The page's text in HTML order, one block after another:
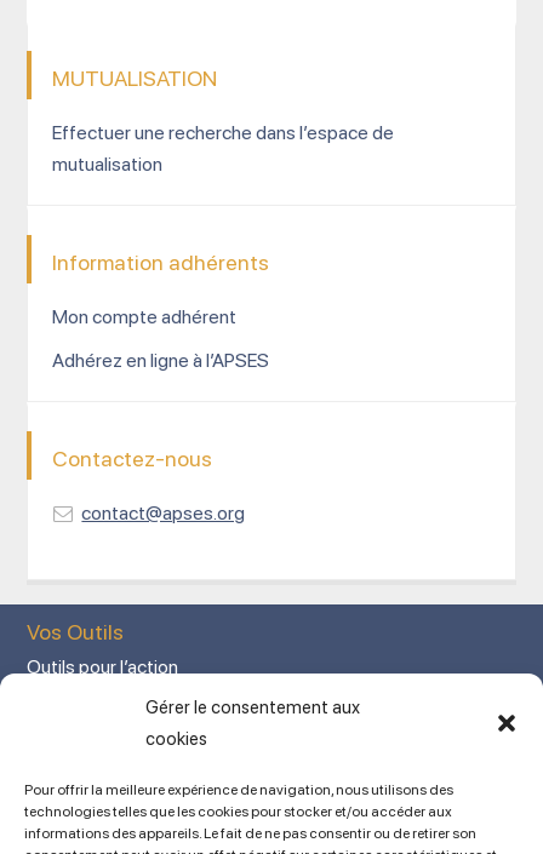
Gérer le consentement aux
cookies
Pour offrir la meilleure expérience de navigation, nous utilisons des
technologies telles que les cookies pour stocker et/ou accéder aux
informations des appareils. Le fait de ne pas consentir ou de retirer son
MUTUALISATION
Effectuer une recherche dans l’espace de
mutualisation
Information adhérents
Mon compte adhérent
Adhérez en ligne à l’APSES
Contactez-nous
contact@apses.org
Vos Outils
Outils pour l’action
Votre espace adhérent
Mon Compte adhérent
L’association
Mentions légales